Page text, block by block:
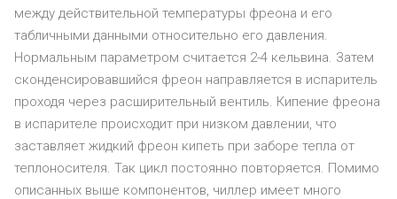
между действительной температуры фреона и его
табличными данными относительно его давления.
Нормальным параметром считается 2-4 кельвина. Затем
сконденсировавшийся фреон направляется в испаритель
проходя через расширительный вентиль. Кипение фреона
в испарителе происходит при низком давлении, что
заставляет жидкий фреон кипеть при заборе тепла от
теплоносителя. Так цикл постоянно повторяется. Помимо
описанных выше компонентов, чиллер имеет много